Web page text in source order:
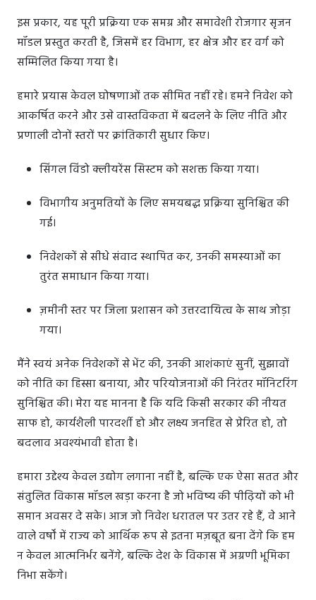
इस प्रकार, यह पूरी प्रक्रिया एक समग्र और समावेशी रोजगार सृजन
मॉडल प्रस्तुत करती है, जिसमें हर विभाग, हर क्षेत्र और हर वर्ग को
सम्मिलित किया गया है।
हमारे प्रयास केवल घोषणाओं तक सीमित नहीं रहे। हमने निवेश को
आकर्षित करने और उसे वास्तविकता में बदलने के लिए नीति और
प्रणाली दोनों स्तरों पर क्रांतिकारी सुधार किए।
सिंगल विंडो क्लीयरेंस सिस्टम को सशक्त किया गया।
विभागीय अनुमतियों के लिए समयबद्ध प्रक्रिया सुनिश्चित की
गई।
निवेशकों से सीधे संवाद स्थापित कर, उनकी समस्याओं का
तुरंत समाधान किया गया।
ज़मीनी स्तर पर जिला प्रशासन को उत्तरदायित्व के साथ जोड़ा
गया।
मैंने स्वयं अनेक निवेशकों से भेंट की, उनकी आशंकाएं सुनीं, सुझावों
को नीति का हिस्सा बनाया, और परियोजनाओं की निरंतर मॉनिटरिंग
सुनिश्चित की। मेरा यह मानना है कि यदि किसी सरकार की नीयत
साफ हो, कार्यशैली पारदर्शी हो और लक्ष्य जनहित से प्रेरित हो, तो
बदलाव अवश्यंभावी होता है।
हमारा उद्देश्य केवल उद्योग लगाना नहीं है, बल्कि एक ऐसा सतत और
संतुलित विकास मॉडल खड़ा करना है जो भविष्य की पीढ़ियों को भी
समान अवसर दे सके। आज जो निवेश धरातल पर उतर रहे हैं, वे आने
वाले वर्षों में राज्य को आर्थिक रूप से इतना मज़बूत बना देंगे कि हम
न केवल आत्मनिर्भर बनेंगे, बल्कि देश के विकास में अग्रणी भूमिका
निभा सकेंगे।